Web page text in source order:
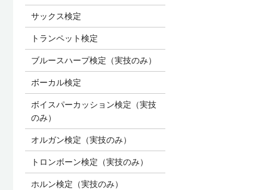
サックス検定
トランペット検定
ブルースハープ検定（実技のみ）
ボーカル検定
ボイスパーカッション検定（実技
のみ）
オルガン検定（実技のみ）
トロンボーン検定（実技のみ）
ホルン検定（実技のみ）